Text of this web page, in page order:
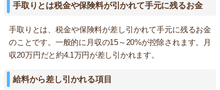
手取りとは税金や保険料が引かれて手元に残るお金
手取りとは、税金や保険料が差し引かれて手元に残るお金
のことです。一般的に月収の15～20%が控除されます。月
収20万円だと約4.1万円が差し引かれます。
給料から差し引かれる項目